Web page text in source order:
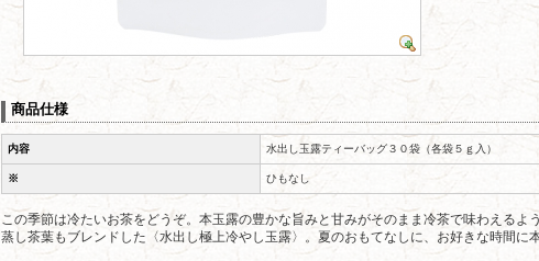
商品仕様
内容 水出し玉露ティーバッグ３０袋（各袋５ｇ入）
※ ひもなし
この季節は冷たいお茶をどうぞ。本玉露の豊かな旨みと甘みがそのまま冷茶で味わえる
蒸し茶葉もブレンドした〈水出し極上冷やし玉露〉。夏のおもてなしに、お好きな時間に